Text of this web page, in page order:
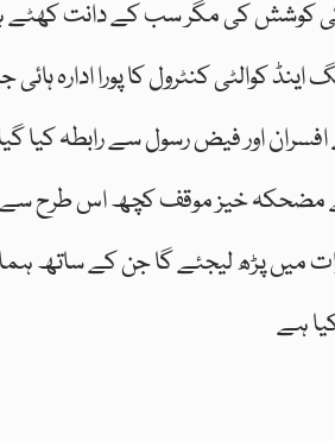
کی کوشش کی مگر سب کے دانت کھٹے
کوالٹی کنٹرول کا پورا ادارہ
اور فیض رسول سے رابطہ کیا گیا
مضحکہ خیز موقف کچھ اس طرح سے
میں پڑھ لیجئے گا جن کے ساتھ
ہے